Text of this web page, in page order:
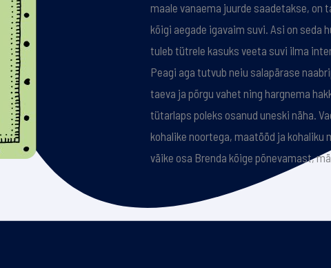
maale vanaema juurde saadetakse, on
kõigi aegade igavaim suvi. Asi on seda
tuleb tütrele kasuks veeta suvi ilma
Peagi aga tutvub neiu salapärase
taeva ja põrgu vahet ning hargnema
tütarlaps poleks osanud uneski näha.
kohalike noortega, maatööd ja kohaliku
väike osa Brenda kõige põnevamast,